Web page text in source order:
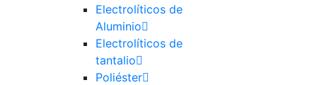
Electrolíticos de
Aluminio
Electrolíticos de
tantalio
Poliéster